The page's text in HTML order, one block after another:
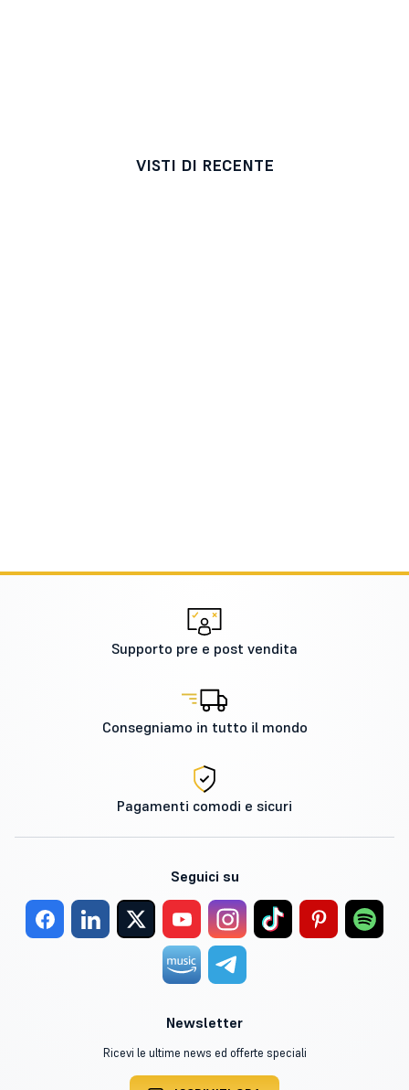
VISTI DI RECENTE
Supporto pre e post vendita
Consegniamo in tutto il mondo
Pagamenti comodi e sicuri
Seguici su
Newsletter
Ricevi le ultime news ed offerte speciali